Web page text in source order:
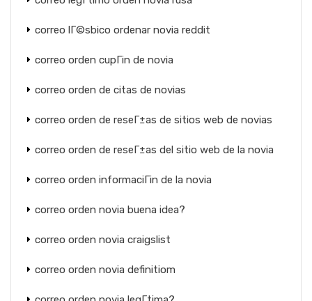
correo lГ©sbico ordenar novia reddit
correo orden cupГіn de novia
correo orden de citas de novias
correo orden de reseГ±as de sitios web de novias
correo orden de reseГ±as del sitio web de la novia
correo orden informaciГіn de la novia
correo orden novia buena idea?
correo orden novia craigslist
correo orden novia definitiom